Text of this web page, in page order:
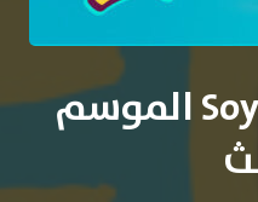
مسلسل Soy Luna الموسم